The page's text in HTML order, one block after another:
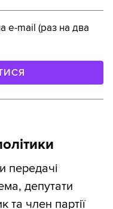
e-mail (раз на два
передачі
депутати
та член партії